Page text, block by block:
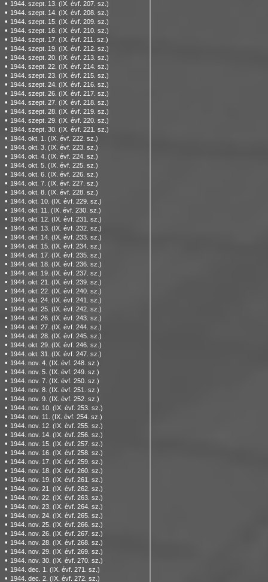
• 1944. szept. 13. (IX. évf. 207. sz.)
• 1944. szept. 14. (IX. évf. 208. sz.)
• 1944. szept. 15. (IX. évf. 209. sz.)
• 1944. szept. 16. (IX. évf. 210. sz.)
• 1944. szept. 17. (IX. évf. 211. sz.)
• 1944. szept. 19. (IX. évf. 212. sz.)
• 1944. szept. 20. (IX. évf. 213. sz.)
• 1944. szept. 22. (IX. évf. 214. sz.)
• 1944. szept. 23. (IX. évf. 215. sz.)
• 1944. szept. 24. (IX. évf. 216. sz.)
• 1944. szept. 26. (IX. évf. 217. sz.)
• 1944. szept. 27. (IX. évf. 218. sz.)
• 1944. szept. 28. (IX. évf. 219. sz.)
• 1944. szept. 29. (IX. évf. 220. sz.)
• 1944. szept. 30. (IX. évf. 221. sz.)
• 1944. okt. 1. (IX. évf. 222. sz.)
• 1944. okt. 3. (IX. évf. 223. sz.)
• 1944. okt. 4. (IX. évf. 224. sz.)
• 1944. okt. 5. (IX. évf. 225. sz.)
• 1944. okt. 6. (IX. évf. 226. sz.)
• 1944. okt. 7. (IX. évf. 227. sz.)
• 1944. okt. 8. (IX. évf. 228. sz.)
• 1944. okt. 10. (IX. évf. 229. sz.)
• 1944. okt. 11. (IX. évf. 230. sz.)
• 1944. okt. 12. (IX. évf. 231. sz.)
• 1944. okt. 13. (IX. évf. 232. sz.)
• 1944. okt. 14. (IX. évf. 233. sz.)
• 1944. okt. 15. (IX. évf. 234. sz.)
• 1944. okt. 17. (IX. évf. 235. sz.)
• 1944. okt. 18. (IX. évf. 236. sz.)
• 1944. okt. 19. (IX. évf. 237. sz.)
• 1944. okt. 21. (IX. évf. 239. sz.)
• 1944. okt. 22. (IX. évf. 240. sz.)
• 1944. okt. 24. (IX. évf. 241. sz.)
• 1944. okt. 25. (IX. évf. 242. sz.)
• 1944. okt. 26. (IX. évf. 243. sz.)
• 1944. okt. 27. (IX. évf. 244. sz.)
• 1944. okt. 28. (IX. évf. 245. sz.)
• 1944. okt. 29. (IX. évf. 246. sz.)
• 1944. okt. 31. (IX. évf. 247. sz.)
• 1944. nov. 4. (IX. évf. 248. sz.)
• 1944. nov. 5. (IX. évf. 249. sz.)
• 1944. nov. 7. (IX. évf. 250. sz.)
• 1944. nov. 8. (IX. évf. 251. sz.)
• 1944. nov. 9. (IX. évf. 252. sz.)
• 1944. nov. 10. (IX. évf. 253. sz.)
• 1944. nov. 11. (IX. évf. 254. sz.)
• 1944. nov. 12. (IX. évf. 255. sz.)
• 1944. nov. 14. (IX. évf. 256. sz.)
• 1944. nov. 15. (IX. évf. 257. sz.)
• 1944. nov. 16. (IX. évf. 258. sz.)
• 1944. nov. 17. (IX. évf. 259. sz.)
• 1944. nov. 18. (IX. évf. 260. sz.)
• 1944. nov. 19. (IX. évf. 261. sz.)
• 1944. nov. 21. (IX. évf. 262. sz.)
• 1944. nov. 22. (IX. évf. 263. sz.)
• 1944. nov. 23. (IX. évf. 264. sz.)
• 1944. nov. 24. (IX. évf. 265. sz.)
• 1944. nov. 25. (IX. évf. 266. sz.)
• 1944. nov. 26. (IX. évf. 267. sz.)
• 1944. nov. 28. (IX. évf. 268. sz.)
• 1944. nov. 29. (IX. évf. 269. sz.)
• 1944. nov. 30. (IX. évf. 270. sz.)
• 1944. dec. 1. (IX. évf. 271. sz.)
• 1944. dec. 2. (IX. évf. 272. sz.)